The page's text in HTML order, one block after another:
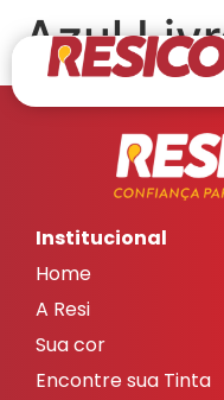
Azul
Institucional
Home
A Resi
Sua cor
Encontre sua Tinta